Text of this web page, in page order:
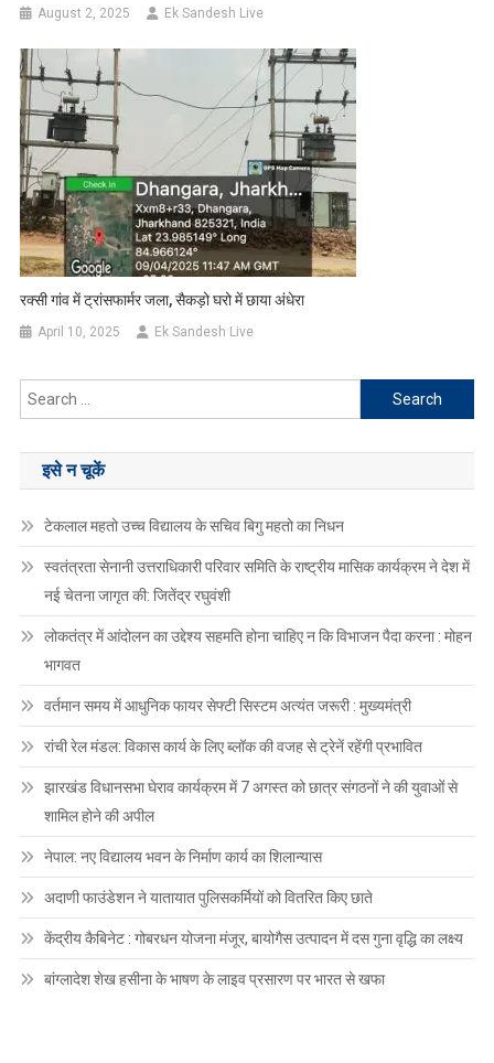
August 2, 2025 Ek Sandesh Live
रक्सी गांव में ट्रांसफार्मर जला, सैकड़ो घरो में छाया अंधेरा
April 10, 2025 Ek Sandesh Live
Search
for:
इसे न चूकें
टेकलाल महतो उच्च विद्यालय के सचिव बिगु महतो का निधन
स्वतंत्रता सेनानी उत्तराधिकारी परिवार समिति के राष्ट्रीय मासिक कार्यक्रम ने देश में
नई चेतना जागृत की: जितेंद्र रघुवंशी
लोकतंत्र में आंदोलन का उद्देश्य सहमति होना चाहिए न कि विभाजन पैदा करना : मोहन
भागवत
वर्तमान समय में आधुनिक फायर सेफ्टी सिस्टम अत्यंत जरूरी : मुख्यमंत्री
रांची रेल मंडल: विकास कार्य के लिए ब्लॉक की वजह से ट्रेनें रहेंगी प्रभावित
झारखंड विधानसभा घेराव कार्यक्रम में 7 अगस्त को छात्र संगठनों ने की युवाओं से
शामिल होने की अपील
नेपाल: नए विद्यालय भवन के निर्माण कार्य का शिलान्यास
अदाणी फाउंडेशन ने यातायात पुलिसकर्मियों को वितरित किए छाते
केंद्रीय कैबिनेट : गोबरधन योजना मंजूर, बायोगैस उत्पादन में दस गुना वृद्धि का लक्ष्य
बांग्लादेश शेख हसीना के भाषण के लाइव प्रसारण पर भारत से खफा